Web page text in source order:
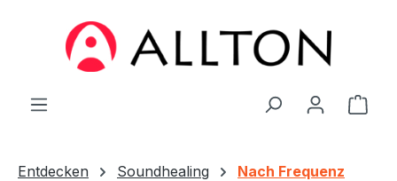
Zum Hauptinhalt springen
Entdecken Soundhealing Nach Frequenz